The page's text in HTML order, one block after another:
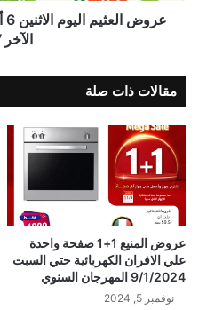
الآخر 1447
مقالات ذات صلة
عروض المنيع 1+1 صفحة واحدة
علي الافران الكهربائية حتي السبت
9/1/2024 المهرجان السنوي
نوفمبر 5, 2024